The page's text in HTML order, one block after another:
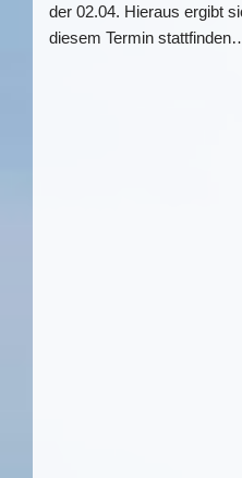
der 02.04. Hieraus ergibt
diesem Termin